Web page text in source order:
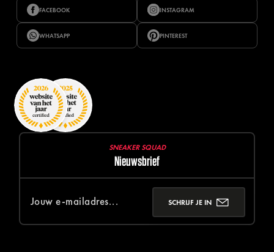
FACEBOOK INSTAGRAM
WHATSAPP PINTEREST
SNEAKER SQUAD
Nieuwsbrief
SCHRIJF JE IN